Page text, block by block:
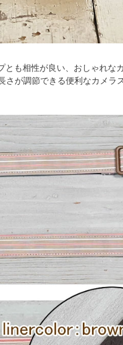
も相性が良い、おしゃれな
が調節できる便利なカメラ